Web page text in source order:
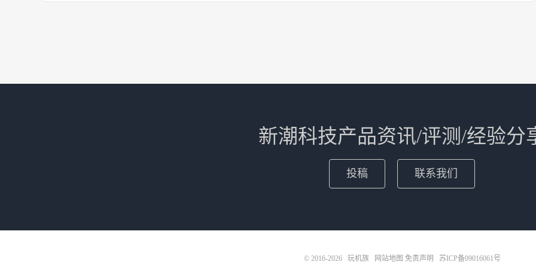
新潮科技产品资讯/评测/经验分
投稿 联系我们
© 2016-2026 玩机族 网站地图 免责声明 苏ICP备09016061号